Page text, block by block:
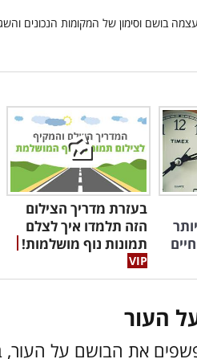
בעזרת מדריך הצילום
הזה תלמדו איך לצלם
תמונות נוף מושלמות!
את הבושם על העור,